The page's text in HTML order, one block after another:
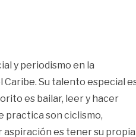
y periodismo en la
Caribe. Su talento especial
es bailar, leer y hacer
practica son ciclismo,
aspiración es tener su propia